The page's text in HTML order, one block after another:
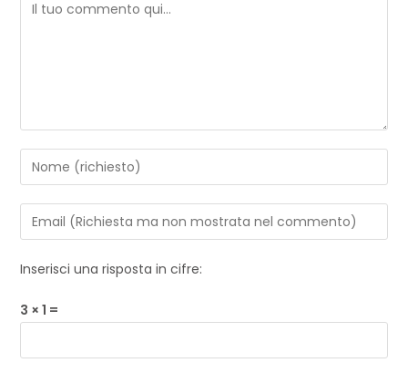
Inserisci una risposta in cifre:
3 × 1 =